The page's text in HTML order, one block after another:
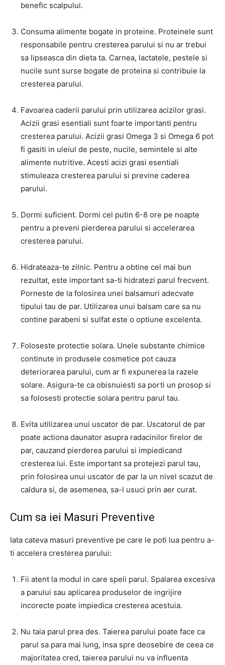
benefic scalpului.
Consuma alimente bogate in proteine. Proteinele sunt
responsabile pentru cresterea parului si nu ar trebui
sa lipseasca din dieta ta. Carnea, lactatele, pestele si
nucile sunt surse bogate de proteina si contribuie la
cresterea parului.
Favoarea caderii parului prin utilizarea acizilor grasi.
Acizii grasi esentiali sunt foarte importanti pentru
cresterea parului. Acizii grasi Omega 3 si Omega 6 pot
fi gasiti in uleiul de peste, nucile, semintele si alte
alimente nutritive. Acesti acizi grasi esentiali
stimuleaza cresterea parului si previne caderea
parului.
Dormi suficient. Dormi cel putin 6-8 ore pe noapte
pentru a preveni pierderea parului si accelerarea
cresterea parului.
Hidrateaza-te zilnic. Pentru a obtine cel mai bun
rezultat, este important sa-ti hidratezi parul frecvent.
Porneste de la folosirea unei balsamuri adecvate
tipului tau de par. Utilizarea unui balsam care sa nu
contine parabeni si sulfat este o optiune excelenta.
Foloseste protectie solara. Unele substante chimice
continute in produsele cosmetice pot cauza
deteriorarea parului, cum ar fi expunerea la razele
solare. Asigura-te ca obisnuiesti sa porti un prosop si
sa folosesti protectie solara pentru parul tau.
Evita utilizarea unui uscator de par. Uscatorul de par
poate actiona daunator asupra radacinilor firelor de
par, cauzand pierderea parului si impiedicand
cresterea lui. Este important sa protejezi parul tau,
prin folosirea unui uscator de par la un nivel scazut de
caldura si, de asemenea, sa-l usuci prin aer curat.
Cum sa iei Masuri Preventive
Iata cateva masuri preventive pe care le poti lua pentru a-
ti accelera cresterea parului:
Fii atent la modul in care speli parul. Spalarea excesiva
a parului sau aplicarea produselor de ingrijire
incorecte poate impiedica cresterea acestuia.
Nu taia parul prea des. Taierea parului poate face ca
parul sa para mai lung, insa spre deosebire de ceea ce
majoritatea cred, taierea parului nu va influenta